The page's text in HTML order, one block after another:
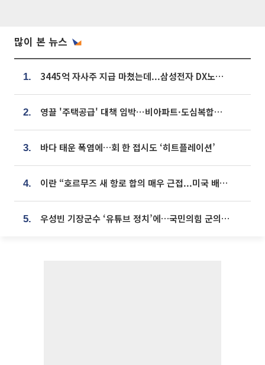
많이 본 뉴스
1. 3445억 자사주 지급 마쳤는데...삼성전자 DX노조, 뒤늦은 '떼쓰기 집회'
2. 영끌 '주택공급' 대책 임박⋯비아파트·도심복합까지 총동원
3. 바다 태운 폭염에…회 한 접시도 ‘히트플레이션’
4. 이란 “호르무즈 새 항로 합의 매우 근접...미국 배상 먼저”
5. 우성빈 기장군수 ‘유튜브 정치’에…국민의힘 군의원들 집단 반발